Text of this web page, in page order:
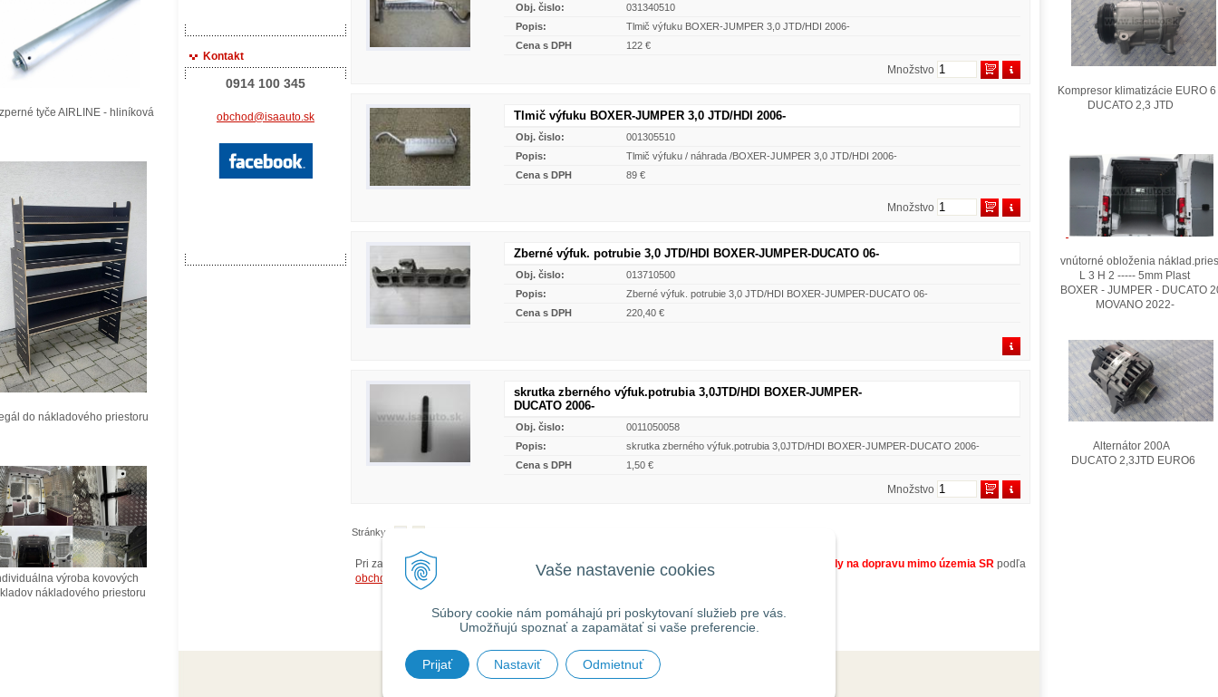
Vaše nastavenie cookies
Súbory cookie nám pomáhajú pri poskytovaní služieb pre vás.
Umožňujú spoznať a zapamätať si vaše preferencie.
Prijať Nastaviť Odmietnuť
Kontakt
0914 100 345
obchod@isaauto.sk
Obj. čislo:
031340510
Popis:
Tlmič výfuku BOXER-JUMPER 3,0 JTD/HDI 2006-
Cena s DPH
122 €
Množstvo
Tlmič výfuku BOXER-JUMPER 3,0 JTD/HDI 2006-
Obj. čislo:
001305510
Popis:
Tlmič výfuku / náhrada /BOXER-JUMPER 3,0 JTD/HDI 2006-
Cena s DPH
89 €
Množstvo
Zberné výfuk. potrubie 3,0 JTD/HDI BOXER-JUMPER-DUCATO 06-
Obj. čislo:
013710500
Popis:
Zberné výfuk. potrubie 3,0 JTD/HDI BOXER-JUMPER-DUCATO 06-
Cena s DPH
220,40 €
skrutka zberného výfuk.potrubia 3,0JTD/HDI BOXER-JUMPER-
DUCATO 2006-
Obj. čislo:
0011050058
Popis:
skrutka zberného výfuk.potrubia 3,0JTD/HDI BOXER-JUMPER-DUCATO 2006-
Cena s DPH
1,50 €
Množstvo
Stránky: 2
Pri zaslaní tovaru mimo územia Slovenskej republiky budú ku každej objednávke prirátané náklady na dopravu mimo územia SR podľa
obchodných podmienok
. O cene Vás budeme vopred informovať telefonicky alebo e-mailom.
tyče AIRLINE - hliníková
do nákladového priestoru
výroba kovových
nákladového priestoru
Kompresor klimatizácie EURO 6
DUCATO 2,3 JTD
vnútorné obloženia
L 3 H 2 ----- 5mm Plast
BOXER - JUMPER - DUCATO
MOVANO 2022-
Alternátor 200A
DUCATO 2,3JTD EURO6